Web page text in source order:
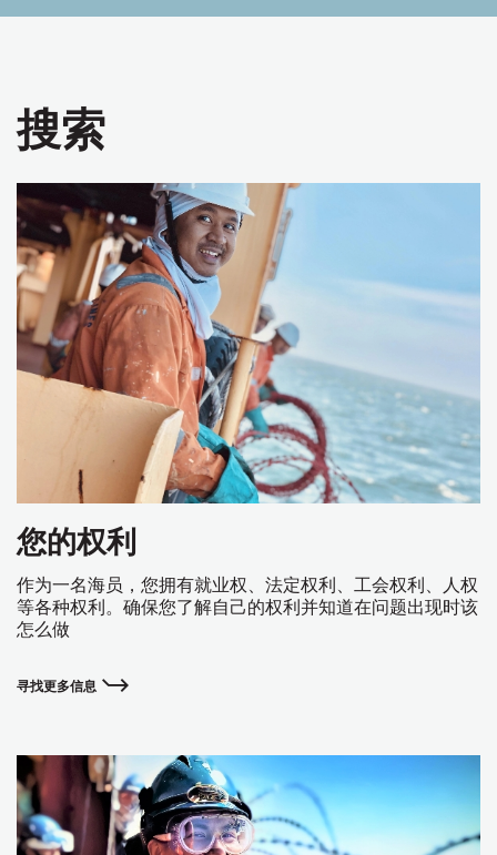
搜索
您的权利
作为一名海员，您拥有就业权、法定权利、工会权利、人权
等各种权利。确保您了解自己的权利并知道在问题出现时该
怎么做
寻找更多信息